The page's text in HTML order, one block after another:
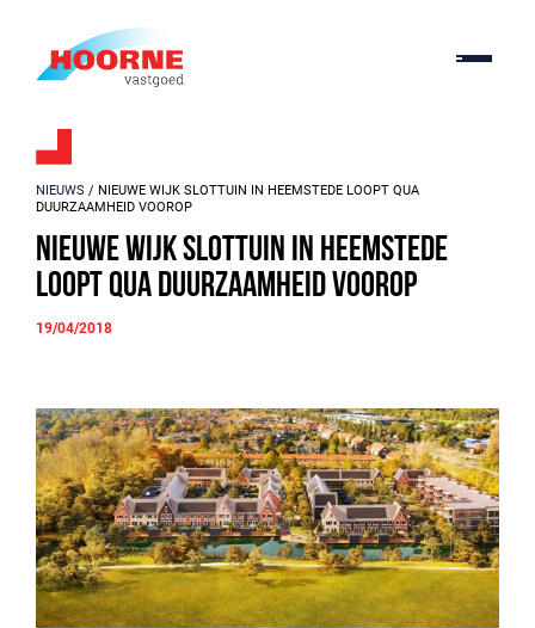
NIEUWS / NIEUWE WIJK SLOTTUIN IN HEEMSTEDE LOOPT QUA
DUURZAAMHEID VOOROP
Nieuwe wijk Slottuin in Heemstede
loopt qua duurzaamheid voorop
19/04/2018